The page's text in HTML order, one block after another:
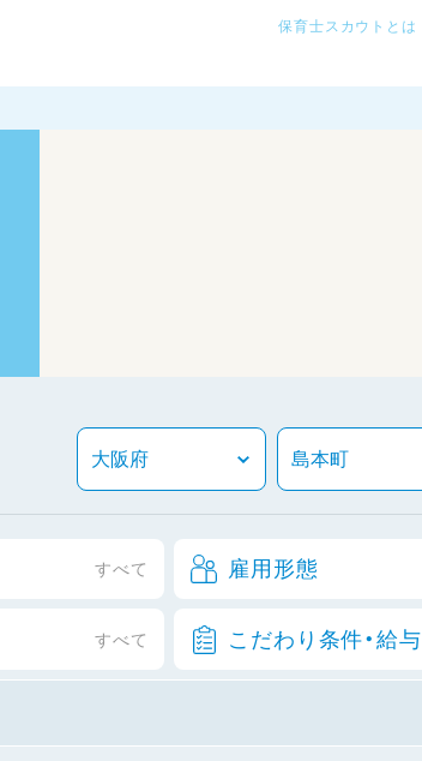
保育士スカウトとは
すべて 雇用形態
すべて こだわり条件・給与